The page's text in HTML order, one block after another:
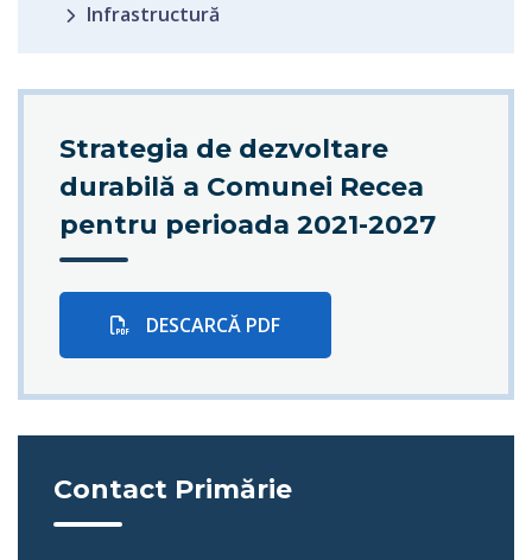
Infrastructură
Strategia de dezvoltare
durabilă a Comunei Recea
pentru perioada 2021-2027
DESCARCĂ PDF
Contact Primărie